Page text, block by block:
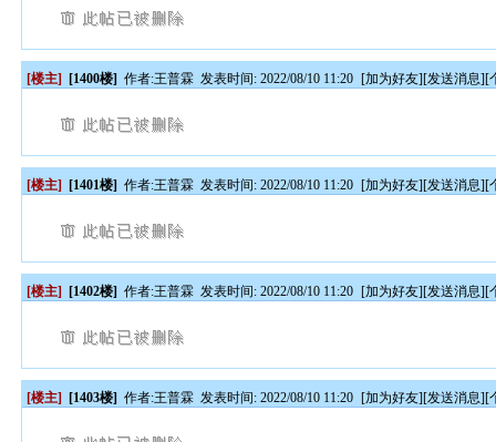
[楼主] [1400楼] 作者:王普霖 发表时间: 2022/08/10 11:20 [加为好友][发送消息][
[楼主] [1401楼] 作者:王普霖 发表时间: 2022/08/10 11:20 [加为好友][发送消息][
[楼主] [1402楼] 作者:王普霖 发表时间: 2022/08/10 11:20 [加为好友][发送消息][
[楼主] [1403楼] 作者:王普霖 发表时间: 2022/08/10 11:20 [加为好友][发送消息][